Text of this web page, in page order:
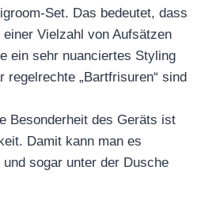
Set. Das bedeutet, dass
Vielzahl von Aufsätzen
ein sehr nuanciertes Styling
regelrechte „Bartfrisuren“ sind
Besonderheit des Geräts ist
Damit kann man es
sogar unter der Dusche